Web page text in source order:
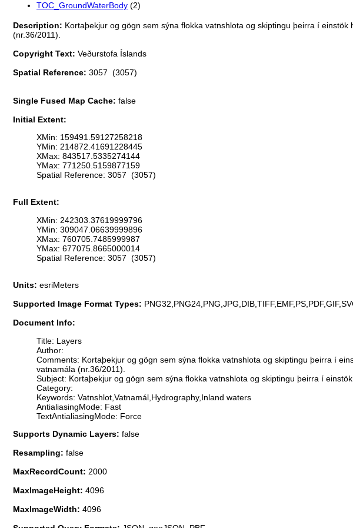
TOC_GroundWaterBody (2)
Description: Kortaþekjur og gögn sem sýna flokka vatnshlota og skiptingu þeirra í
(nr.36/2011).
Copyright Text: Veðurstofa Íslands
Spatial Reference: 3057 (3057)
Single Fused Map Cache: false
Initial Extent:
XMin: 159491.59127258218
YMin: 214872.41691228445
XMax: 843517.5335274144
YMax: 771250.5159877159
Spatial Reference: 3057 (3057)
Full Extent:
XMin: 242303.37619999796
YMin: 309047.06639999896
XMax: 760705.7485999987
YMax: 677075.8665000014
Spatial Reference: 3057 (3057)
Units: esriMeters
Supported Image Format Types:
Document Info:
Title: Layers
Author:
Comments: Kortaþekjur og gögn sem sýna flokka vatnshlota og skiptingu þeirra í
vatnamála (nr.36/2011).
Subject: Kortaþekjur og gögn sem sýna flokka vatnshlota og skiptingu þeirra í einstök
Category:
Keywords: Vatnshlot,Vatnamál,Hydrography,Inland waters
AntialiasingMode: Fast
TextAntialiasingMode: Force
Supports Dynamic Layers: false
Resampling: false
MaxRecordCount: 2000
MaxImageHeight: 4096
MaxImageWidth: 4096